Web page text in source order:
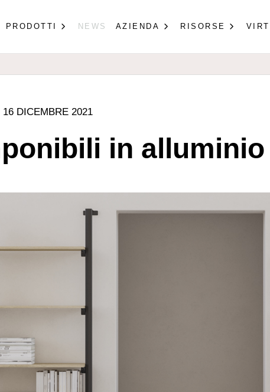
PRODOTTI NEWS AZIENDA RISORSE
16 DICEMBRE 2021
in alluminio